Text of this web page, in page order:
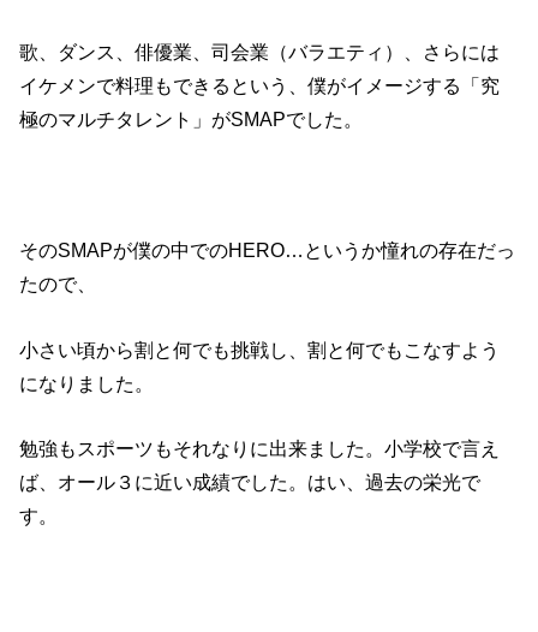
歌、ダンス、俳優業、司会業（バラエティ）、さらには
イケメンで料理もできるという、僕がイメージする「究
極のマルチタレント」がSMAPでした。
そのSMAPが僕の中でのHERO…というか憧れの存在だっ
たので、
小さい頃から割と何でも挑戦し、割と何でもこなすよう
になりました。
勉強もスポーツもそれなりに出来ました。小学校で言え
ば、オール３に近い成績でした。はい、過去の栄光で
す。